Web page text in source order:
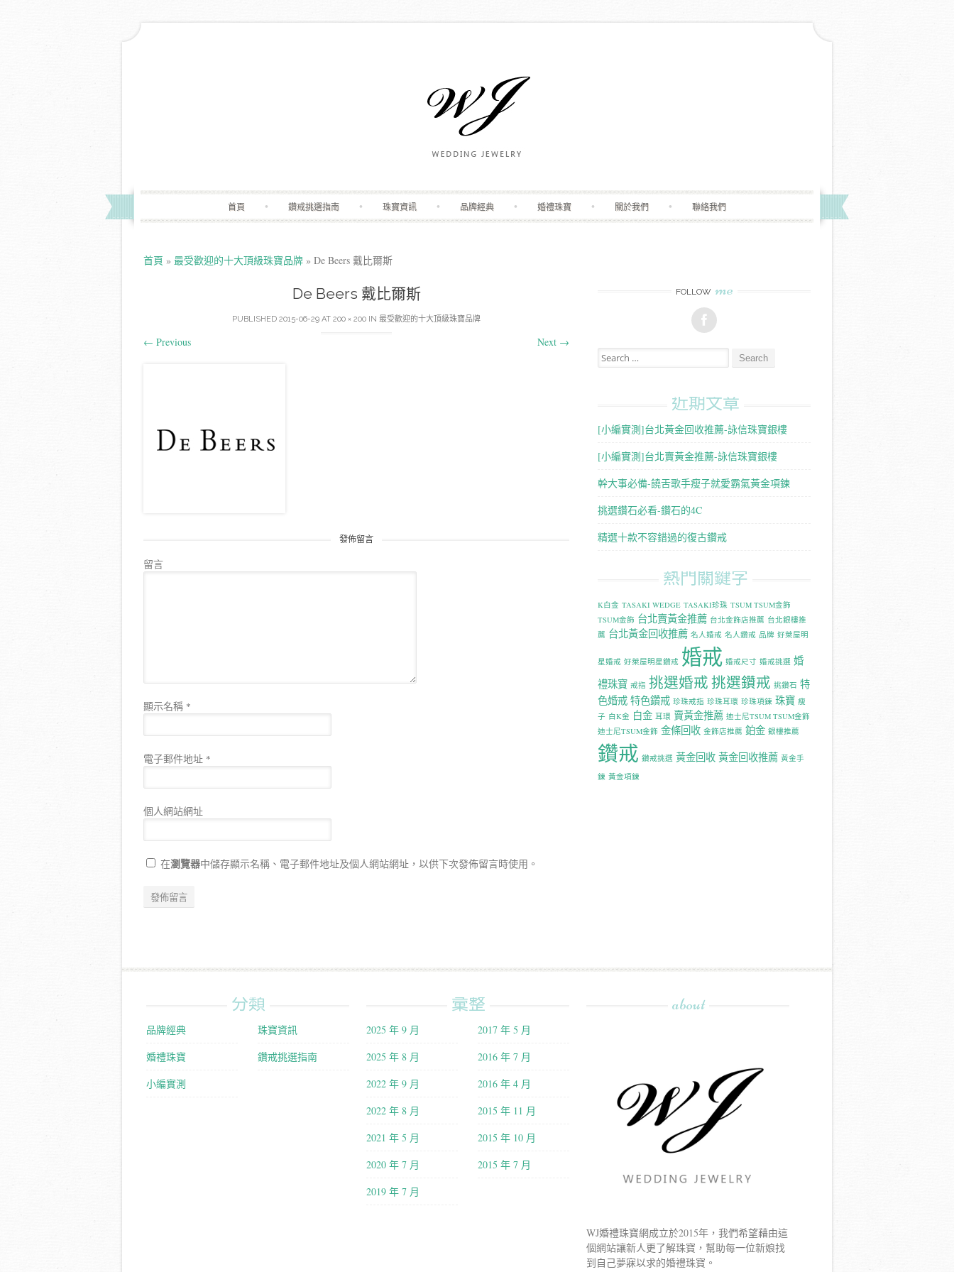
首頁 鑽戒挑選指南 珠寶資訊 品牌經典 婚禮珠寶 關於我們 聯絡我們
首頁 » 最受歡迎的十大頂級珠寶品牌 » De Beers 戴比爾斯
De Beers 戴比爾斯
PUBLISHED 2015-06-29 AT 200 × 200 IN 最受歡迎的十大頂級珠寶品牌
← Previous Next →
發佈留言
留言
顯示名稱 *
電子郵件地址 *
個人網站網址
在瀏覽器中儲存顯示名稱、電子郵件地址及個人網站網址，以供下次發佈留言時使用。
FOLLOW me
Search for:
近期文章
[小編實測]台北黃金回收推薦-詠信珠寶銀樓
[小編實測]台北賣黃金推薦-詠信珠寶銀樓
幹大事必備-饒舌歌手瘦子就愛霸氣黃金項鍊
挑選鑽石必看-鑽石的4C
精選十款不容錯過的復古鑽戒
熱門關鍵字
K白金 TASAKI WEDGE TASAKI珍珠 TSUM TSUM金飾
TSUM金飾 台北賣黃金推薦 台北金飾店推薦 台北銀樓推
薦 台北黃金回收推薦 名人婚戒 名人鑽戒 品牌 好萊屋明
星婚戒 好萊屋明星鑽戒 婚戒 婚戒尺寸 婚戒挑選 婚
禮珠寶 戒指 挑選婚戒挑選鑽戒 挑鑽石 特
色婚戒 特色鑽戒 珍珠戒指 珍珠耳環 珍珠項鍊 珠寶 瘦
子 白K金 白金 耳環 賣黃金推薦 迪士尼TSUM TSUM金飾
迪士尼TSUM金飾 金條回收 金飾店推薦 鉑金 銀樓推薦
鑽戒 鑽戒挑選 黃金回收 黃金回收推薦 黃金手
鍊 黃金項鍊
分類
品牌經典
婚禮珠寶
小編實測
珠寶資訊
鑽戒挑選指南
彙整
2025 年 9 月
2025 年 8 月
2022 年 9 月
2022 年 8 月
2021 年 5 月
2020 年 7 月
2019 年 7 月
2017 年 5 月
2016 年 7 月
2016 年 4 月
2015 年 11 月
2015 年 10 月
2015 年 7 月
about
WJ婚禮珠寶網成立於2015年，我們希望藉由這
個網站讓新人更了解珠寶，幫助每一位新娘找
到自己夢寐以求的婚禮珠寶。